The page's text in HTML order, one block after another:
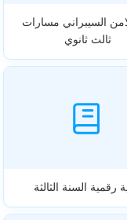
السيبراني مسارات
ثالث ثانوي
رقمية السنة الثالثة